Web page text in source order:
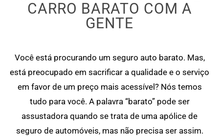
CARRO BARATO COM A
GENTE
Você está procurando um seguro auto barato. Mas,
está preocupado em sacrificar a qualidade e o serviço
em favor de um preço mais acessível? Nós temos
tudo para você. A palavra “barato” pode ser
assustadora quando se trata de uma apólice de
seguro de automóveis, mas não precisa ser assim.